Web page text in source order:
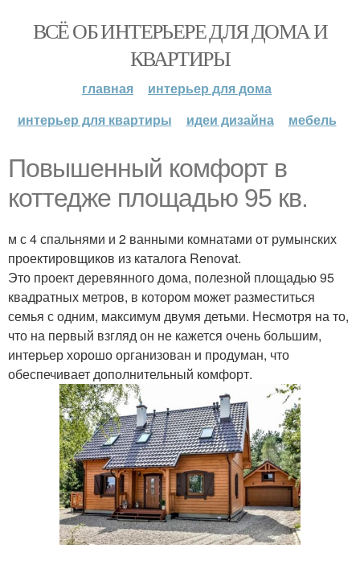
ВСЁ ОБ ИНТЕРЬЕРЕ ДЛЯ ДОМА И
КВАРТИРЫ
главная
интерьер для дома
интерьер для квартиры
идеи дизайна мебель
Повышенный комфорт в
коттедже площадью 95 кв.
м с 4 спальнями и 2 ванными комнатами от румынских
проектировщиков из каталога Renovat.
Это проект деревянного дома, полезной площадью 95
квадратных метров, в котором может разместиться
семья с одним, максимум двумя детьми. Несмотря на то,
что на первый взгляд он не кажется очень большим,
интерьер хорошо организован и продуман, что
обеспечивает дополнительный комфорт.